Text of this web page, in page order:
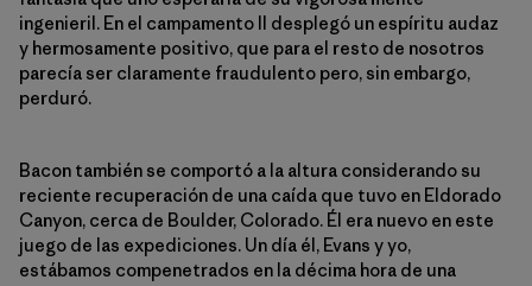
ingenieril. En el campamento II desplegó un espíritu audaz
y hermosamente positivo, que para el resto de nosotros
parecía ser claramente fraudulento pero, sin embargo,
perduró.
Bacon también se comportó a la altura considerando su
reciente recuperación de una caída que tuvo en Eldorado
Canyon, cerca de Boulder, Colorado. Él era nuevo en este
juego de las expediciones. Un día él, Evans y yo,
estábamos compenetrados en la décima hora de una